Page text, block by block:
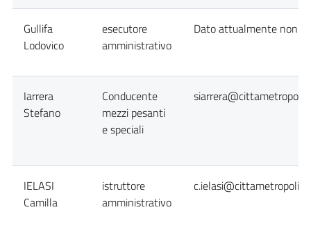
Gullifa
Lodovico
esecutore
amministrativo
Dato attualmente non
Iarrera
Stefano
Conducente
mezzi pesanti
e speciali
IELASI
Camilla
istruttore
amministrativo